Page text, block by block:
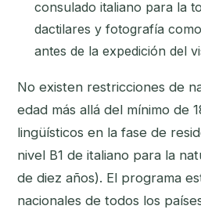
consulado italiano para la
dactilares y fotografía
antes de la expedición del
No existen restricciones de
edad más allá del mínimo de
lingüísticos en la fase de
nivel B1 de italiano para la
de diez años). El programa
nacionales de todos los